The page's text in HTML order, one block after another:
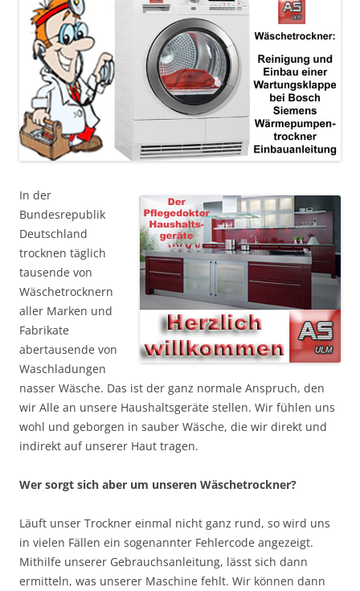
In der
Bundesrepublik
Deutschland
trocknen täglich
tausende von
Wäschetrocknern
aller Marken und
Fabrikate
abertausende von
Waschladungen
nasser Wäsche. Das ist der ganz normale Anspruch, den
wir Alle an unsere Haushaltsgeräte stellen. Wir fühlen uns
wohl und geborgen in sauber Wäsche, die wir direkt und
indirekt auf unserer Haut tragen.
Wer sorgt sich aber um unseren Wäschetrockner?
Läuft unser Trockner einmal nicht ganz rund, so wird uns
in vielen Fällen ein sogenannter Fehlercode angezeigt.
Mithilfe unserer Gebrauchsanleitung, lässt sich dann
ermitteln, was unserer Maschine fehlt. Wir können dann